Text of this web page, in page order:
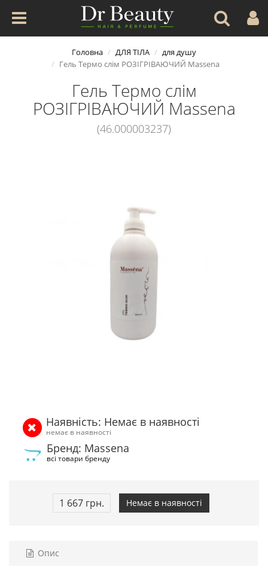
Головна ДЛЯ ТІЛА
для душу
Гель Термо слім РОЗІГРІВАЮЧИЙ Massena
Гель Термо слім
РОЗІГРІВАЮЧИЙ Massena
(46.000003237)
Наявність: Немає в наявності
немає в наявності
Бренд: Massena
всі товари бренду
1 667 грн. Немає в наявності
Опис